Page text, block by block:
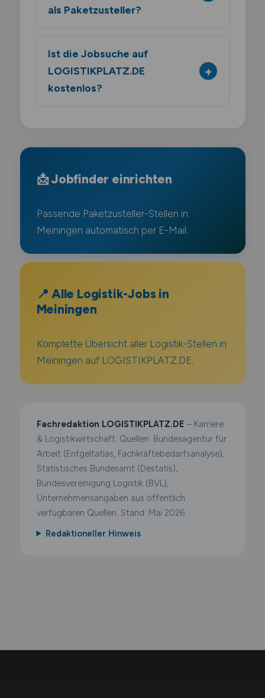
als Paketzusteller?
Ist die Jobsuche auf
LOGISTIKPLATZ.DE
kostenlos?
📩 Jobfinder einrichten
Passende Paketzusteller-Stellen in
Meiningen automatisch per E-Mail.
📍 Alle Logistik-Jobs in
Meiningen
Komplette Übersicht aller Logistik-Stellen in
Meiningen auf LOGISTIKPLATZ.DE.
Fachredaktion LOGISTIKPLATZ.DE – Karriere
& Logistikwirtschaft. Quellen: Bundesagentur für
Arbeit (Entgeltatlas, Fachkräftebedarfsanalyse),
Statistisches Bundesamt (Destatis),
Bundesvereinigung Logistik (BVL),
Unternehmensangaben aus öffentlich
verfügbaren Quellen. Stand: Mai 2026.
Redaktioneller Hinweis